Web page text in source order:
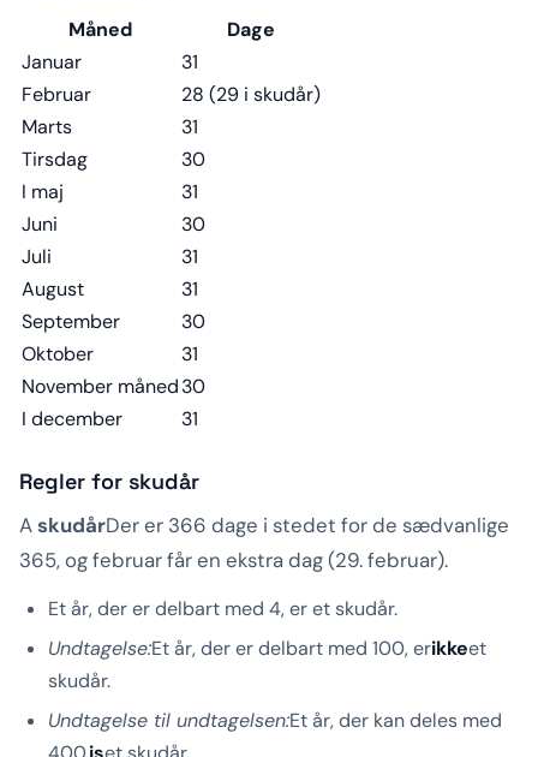
Måned
Dage
Januar
31
Februar
28 (29 i skudår)
Marts
31
Tirsdag
30
I maj
31
Juni
30
Juli
31
August
31
September
30
Oktober
31
November måned30
I december
31
Regler for skudår
AskudårDer er 366 dage i stedet for de sædvanlige
365, og februar får en ekstra dag (29. februar).
Et år, der er delbart med 4, er et skudår.
Undtagelse:Et år, der er delbart med 100, erikkeet
skudår.
Undtagelse til undtagelsen:Et år, der kan deles med